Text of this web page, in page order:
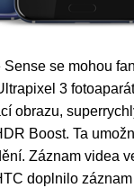
se mohou
3
obrazu,
Boost. Ta
Záznam videa
doplnilo